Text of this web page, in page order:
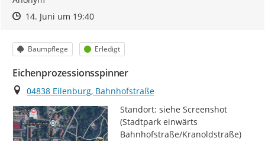
Zeitpunkt des Erstellens
Zeitpunkt des Erstellens
14. Juni um 19:40Zur Äußerung
Kategorie
Baumpflege Status
Erledigt
Eichenprozessionsspinner
Ort
04838 Eilenburg, Bahnhofstraße
Standort: siehe Screenshot
(Stadtpark einwärts
Bahnhofstraße/Kranoldstraße)